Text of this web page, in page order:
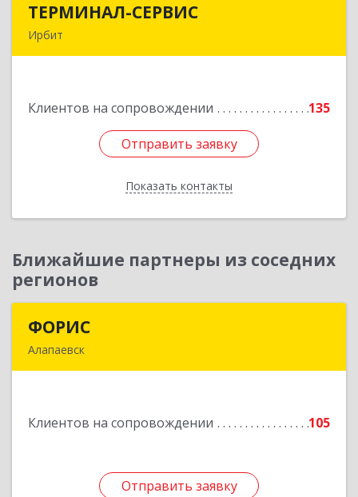
ТЕРМИНАЛ-СЕРВИС
Ирбит
Клиентов на сопровождении 135
Отправить заявку
Показать контакты
ТЕРМИНАЛ-СЕРВИС
Подробнее
Отправить заявку
Назад
Ближайшие партнеры из соседних
регионов
ФОРИС
Алапаевск
Клиентов на сопровождении 105
Отправить заявку
Подробнее
Отправить заявку